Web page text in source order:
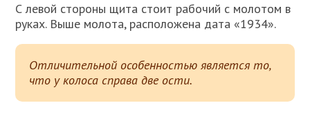
С левой стороны щита стоит рабочий с молотом в
руках. Выше молота, расположена дата «1934».
Отличительной особенностью является то,
что у колоса справа две ости.